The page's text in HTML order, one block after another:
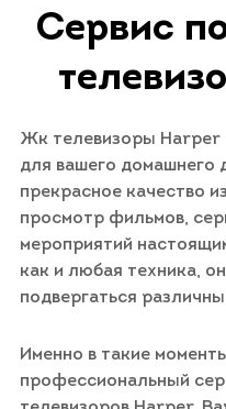
Сервис
Жк телевизоры Harper
для вашего домашнего
прекрасное качество
просмотр фильмов,
мероприятий
как и любая техника,
подвергаться
Именно в такие
профессиональный